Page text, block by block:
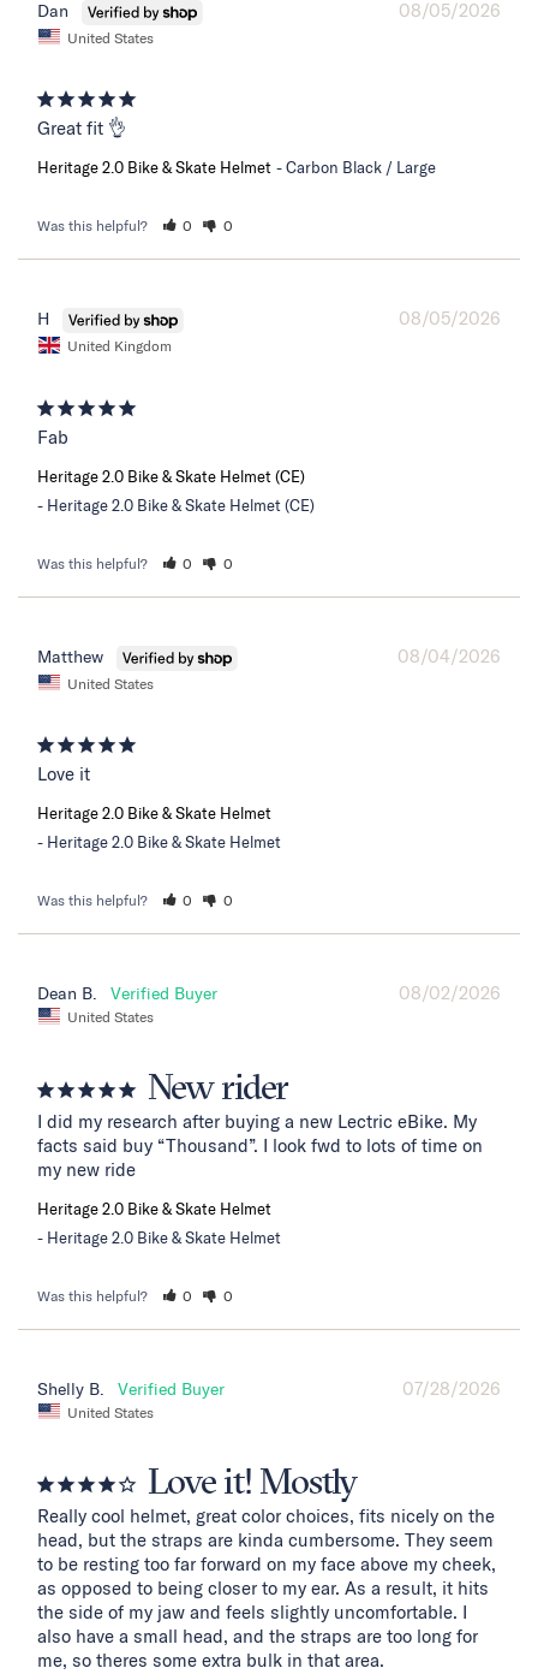
08/05/2026
Dan
United States
Great fit 👌
Heritage 2.0 Bike & Skate Helmet Carbon Black / Large
Was this helpful? 0 0
08/05/2026
H
United Kingdom
Fab
Heritage 2.0 Bike & Skate Helmet (CE)
Heritage 2.0 Bike & Skate Helmet (CE)
Was this helpful? 0 0
08/04/2026
Matthew
United States
Love it
Heritage 2.0 Bike & Skate Helmet
Heritage 2.0 Bike & Skate Helmet
Was this helpful? 0 0
08/02/2026
Dean B.
United States
New rider
I did my research after buying a new Lectric eBike. My
facts said buy “Thousand”. I look fwd to lots of time on
my new ride
Heritage 2.0 Bike & Skate Helmet
Heritage 2.0 Bike & Skate Helmet
Was this helpful? 0 0
07/28/2026
Shelly B.
United States
Love it! Mostly
Really cool helmet, great color choices, fits nicely on the
head, but the straps are kinda cumbersome. They seem
to be resting too far forward on my face above my cheek,
as opposed to being closer to my ear. As a result, it hits
the side of my jaw and feels slightly uncomfortable. I
also have a small head, and the straps are too long for
me, so theres some extra bulk in that area.